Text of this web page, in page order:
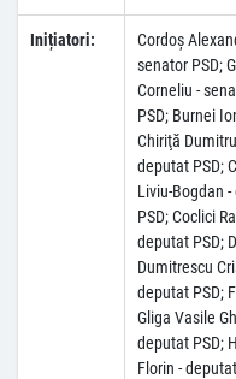
Inițiatori:
Cordoş
senator PSD;
Corneliu -
PSD; Burnei
Chiriţă
deputat PSD;
Liviu-Bogdan
PSD; Coclici
deputat PSD;
Dumitrescu
deputat PSD;
Gliga Vasile
deputat PSD;
Florin -